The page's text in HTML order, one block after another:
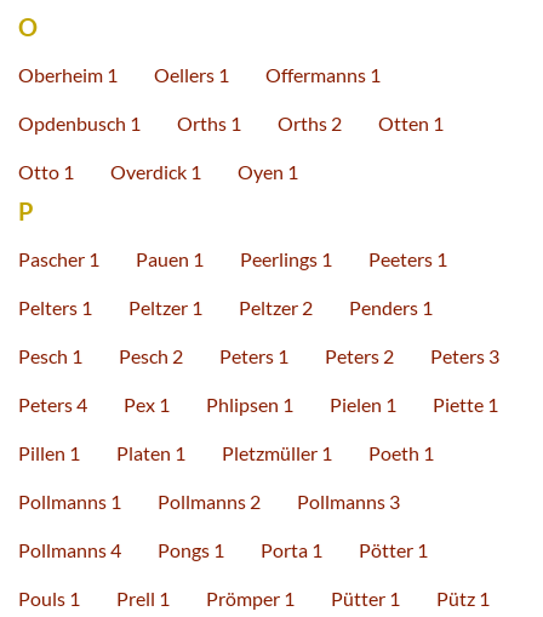
O
Oberheim 1 Oellers 1 Offermanns 1
Opdenbusch 1 Orths 1 Orths 2 Otten 1
Otto 1 Overdick 1 Oyen 1
P
Pascher 1 Pauen 1 Peerlings 1 Peeters 1
Pelters 1 Peltzer 1 Peltzer 2 Penders 1
Pesch 1 Pesch 2 Peters 1 Peters 2 Peters 3
Peters 4 Pex 1 Phlipsen 1 Pielen 1 Piette 1
Pillen 1 Platen 1 Pletzmüller 1 Poeth 1
Pollmanns 1 Pollmanns 2 Pollmanns 3
Pollmanns 4 Pongs 1 Porta 1 Pötter 1
Pouls 1 Prell 1 Prömper 1 Pütter 1 Pütz 1